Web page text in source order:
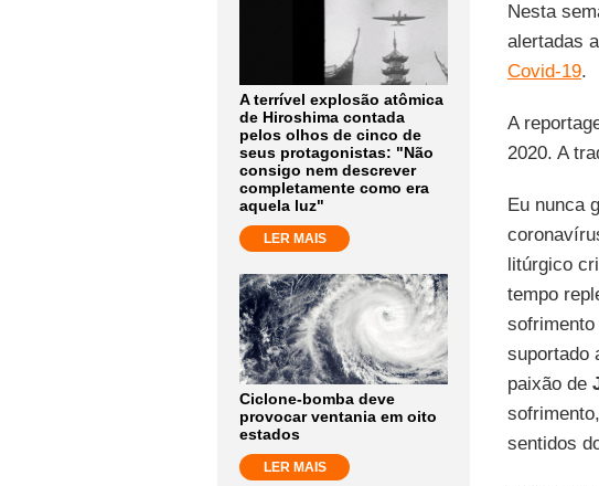
A terrível explosão atômica
de Hiroshima contada
pelos olhos de cinco de
seus protagonistas: "Não
consigo nem descrever
completamente como era
aquela luz"
LER MAIS
Ciclone-bomba deve
provocar ventania em oito
estados
LER MAIS
Nesta
alertadas
Covid-19.
A
2020. A
Eu nunca
litúrgico
tempo
suportado
paixão de
sentidos